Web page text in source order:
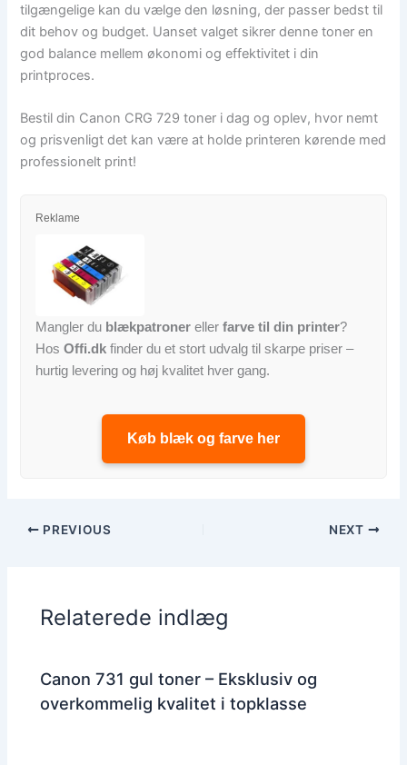
tilgængelige kan du vælge den løsning, der passer bedst til
dit behov og budget. Uanset valget sikrer denne toner en
god balance mellem økonomi og effektivitet i din
printproces.
Bestil din Canon CRG 729 toner i dag og oplev, hvor nemt
og prisvenligt det kan være at holde printeren kørende med
professionelt print!
Reklame
Mangler du blækpatroner ellerfarve til din printer?
HosOffi.dk finder du et stort udvalg til skarpe priser –
hurtig levering og høj kvalitet hver gang.
Køb blæk og farve her
PREVIOUS NEXT
Relaterede indlæg
Canon 731 gul toner – Eksklusiv og
overkommelig kvalitet i topklasse